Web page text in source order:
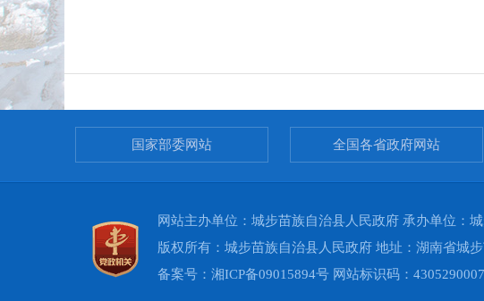
国家部委网站 全国各省政府网站
网站主办单位：城步苗族自治县人民政府 承办单位：
版权所有：城步苗族自治县人民政府 地址：湖南省城
备案号： 湘ICP备09015894号 网站标识码：